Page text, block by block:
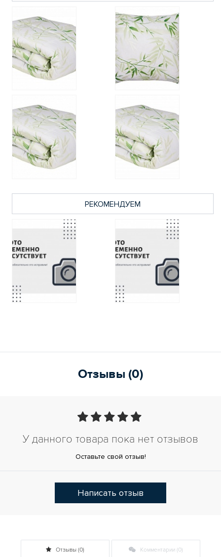
РЕКОМЕНДУЕМ
Отзывы (0)
У данного товара пока нет отзывов
Оставьте свой отзыв!
Написать отзыв
Отзывы (0) Комментарии (0)